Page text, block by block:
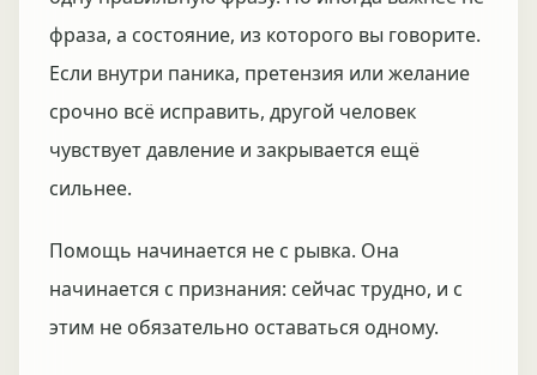
фраза, а состояние, из которого вы говорите.
Если внутри паника, претензия или желание
срочно всё исправить, другой человек
чувствует давление и закрывается ещё
сильнее.
Помощь начинается не с рывка. Она
начинается с признания: сейчас трудно, и с
этим не обязательно оставаться одному.